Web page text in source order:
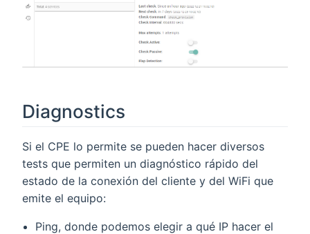
Diagnostics
Si el CPE lo permite se pueden hacer diversos
tests que permiten un diagnóstico rápido del
estado de la conexión del cliente y del WiFi que
emite el equipo:
Ping, donde podemos elegir a qué IP hacer el